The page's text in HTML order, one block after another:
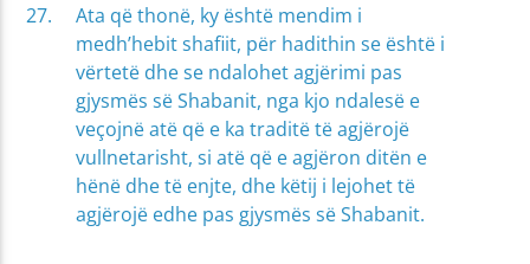
Ata që thonë, ky është mendim i
medh’hebit shafiit, për hadithin se është i
vërtetë dhe se ndalohet agjërimi pas
gjysmës së Shabanit, nga kjo ndalesë e
veçojnë atë që e ka traditë të agjërojë
vullnetarisht, si atë që e agjëron ditën e
hënë dhe të enjte, dhe këtij i lejohet të
agjërojë edhe pas gjysmës së Shabanit.